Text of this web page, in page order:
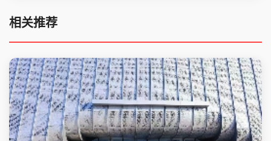
相关推荐